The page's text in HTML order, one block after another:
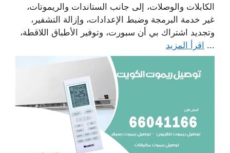
الكابلات والوصلات، إلى جانب الستاندات والريموتات،
غير خدمة البرمجة وضبط الإعدادات، وإزالة التشفير،
وتجديد اشتراك بي أن سبورت، وتوفير الأطباق اللاقطة،
... اقرأ المزيد